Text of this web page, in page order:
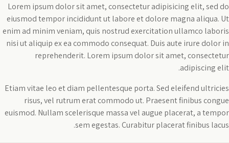
Lorem ipsum dolor sit amet, consectetur adipisicing elit, sed do
eiusmod tempor incididunt ut labore et dolore magna aliqua. Ut
enim ad minim veniam, quis nostrud exercitation ullamco laboris
nisi ut aliquip ex ea commodo consequat. Duis aute irure dolor in
reprehenderit. Lorem ipsum dolor sit amet, consectetur
adipiscing elit.
Etiam vitae leo et diam pellentesque porta. Sed eleifend ultricies
risus, vel rutrum erat commodo ut. Praesent finibus congue
euismod. Nullam scelerisque massa vel augue placerat, a tempor
sem egestas. Curabitur placerat finibus lacus.